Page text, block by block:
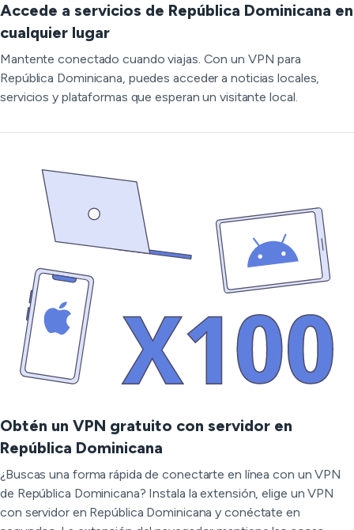
Accede a servicios de República Dominicana en
cualquier lugar
Mantente conectado cuando viajas. Con un VPN para
República Dominicana, puedes acceder a noticias locales,
servicios y plataformas que esperan un visitante local.
Obtén un VPN gratuito con servidor en
República Dominicana
¿Buscas una forma rápida de conectarte en línea con un VPN
de República Dominicana? Instala la extensión, elige un VPN
con servidor en República Dominicana y conéctate en